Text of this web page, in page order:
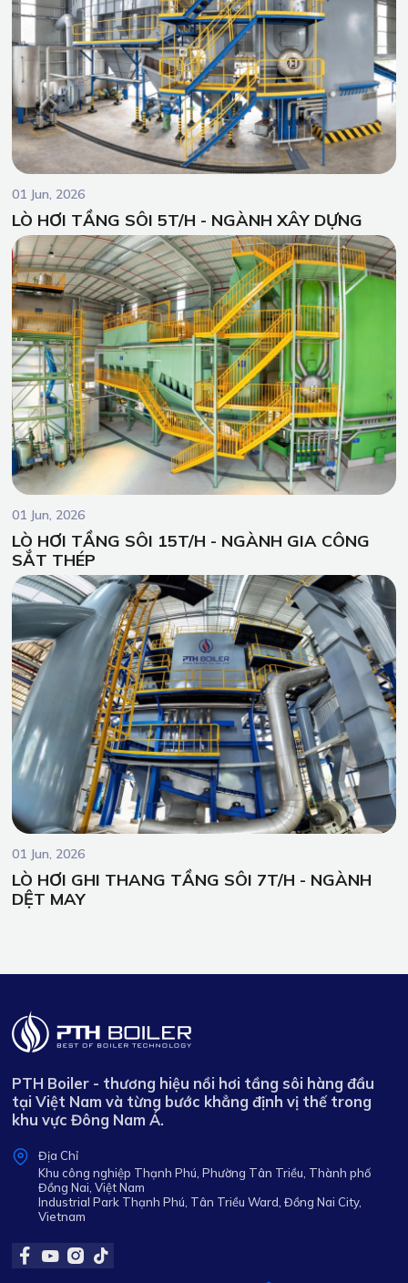
01 Jun, 2026
LÒ HƠI TẦNG SÔI 5T/H - NGÀNH XÂY DỰNG
01 Jun, 2026
LÒ HƠI TẦNG SÔI 15T/H - NGÀNH GIA CÔNG
SẮT THÉP
01 Jun, 2026
LÒ HƠI GHI THANG TẦNG SÔI 7T/H - NGÀNH
DỆT MAY
PTH Boiler - thương hiệu nồi hơi tầng sôi hàng đầu
tại Việt Nam và từng bước khẳng định vị thế trong
khu vực Đông Nam Á.
Địa Chỉ
Khu công nghiệp Thạnh Phú, Phường Tân Triều, Thành phố
Đồng Nai, Việt Nam
Industrial Park Thạnh Phú, Tân Triều Ward, Đồng Nai City,
Vietnam